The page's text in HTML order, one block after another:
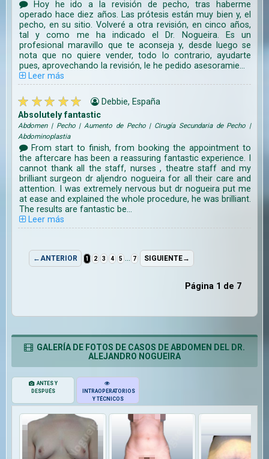
Hoy he ido a la revisión de pecho, tras haberme
operado hace diez años. Las prótesis están muy bien y, el
pecho, en su sitio. Volveré a otra revisión, en cinco años,
tal y como me ha indicado el Dr. Nogueira. Es un
profesional maravillo que te aconseja y, desde luego se
nota que no quiere vender, todo lo contrario, ayudarte
pues, aprovechando la revisión, le he pedido asesoramie...
Leer más
Debbie, España
Absolutely fantastic
Abdomen | Pecho | Aumento de Pecho | Cirugía Secundaria de Pecho |
Abdominoplastia
From start to finish, from booking the appointment to
the aftercare has been a reassuring fantastic experience. I
cannot thank all the staff, nurses , theatre staff and my
brilliant surgeon dr aljendro nogueira for all their care and
attention. I was extremely nervous but dr nogueira put me
at ease and explained the whole procedure, he was brilliant.
The results are fantastic be...
Leer más
←ANTERIOR 1 2 3 4 5 ... 7 SIGUIENTE→
Página 1 de 7
GALERÍA DE FOTOS DE CASOS DE ABDOMEN DEL DR.
ALEJANDRO NOGUEIRA
ANTES Y
DESPUÉS
INTRAOPERATORIOS
Y TÉCNICOS